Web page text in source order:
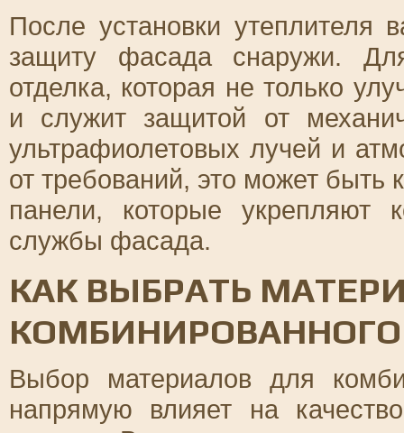
После установки утеплителя
защиту фасада снаружи.
отделка, которая не только
и служит защитой от
ультрафиолетовых лучей и
от требований, это может быть
панели, которые укрепляют
службы фасада.
КАК ВЫБРАТЬ
Выбор материалов для
напрямую влияет на